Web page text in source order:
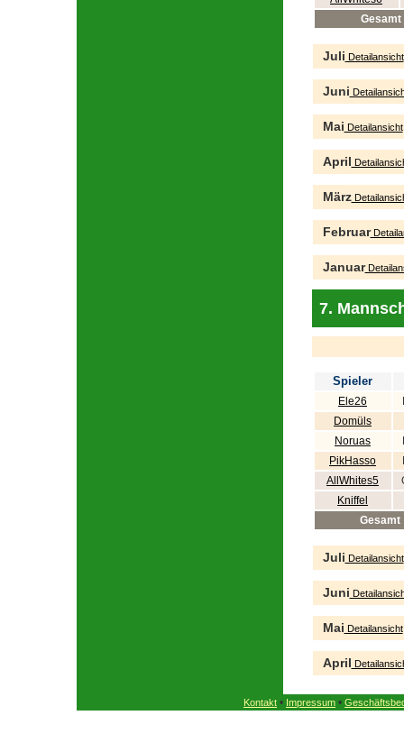
Gesamt
Juli Detailansicht
Juni
Mai Detailansicht
April
März
Februar
Januar
7.
Spieler
Ele26
Domüls
Noruas
PikHasso
AllWhites5
Kniffel
Gesamt
Juli Detailansicht
Juni
Mai Detailansicht
April
Kontakt • Impressum •